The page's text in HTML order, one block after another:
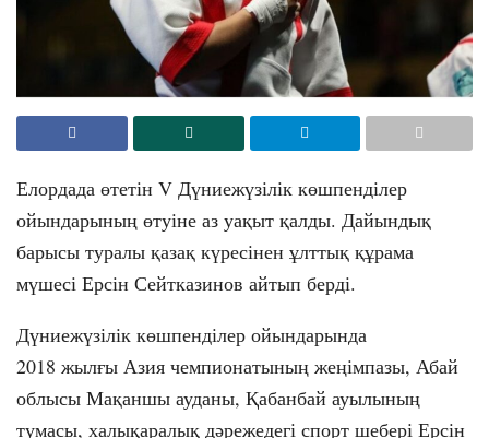
Елордада өтетін V Дүниежүзілік көшпенділер
ойындарының өтуіне аз уақыт қалды. Дайындық
барысы туралы қазақ күресінен ұлттық құрама
мүшесі Ерсін Сейтказинов айтып берді.
Дүниежүзілік көшпенділер ойындарында
2018 жылғы Азия чемпионатының жеңімпазы, Абай
облысы Мақаншы ауданы, Қабанбай ауылының
тумасы, халықаралық дәрежедегі спорт шебері Ерсін